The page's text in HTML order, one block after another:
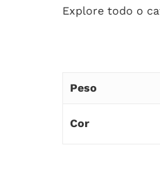
Explore todo o
Peso
Cor